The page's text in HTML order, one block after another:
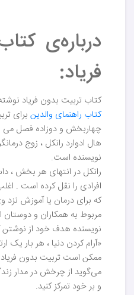
درباره‌ی
فریاد:
کتاب تربیت بدون فریاد
کتاب راهنمای والدین برای
چهاربخش و دوزاده فصل می
هال ادوارد رانکل ، زوج
نویسنده است.
رانکل در انتهای هر بخش ،
افرادی را نقل کرده است .
که برای درمان یا آموزش نزد
مربوط به همکاران و
نویسنده هدف خود از نوشتن
«آرام کردن دنیا ، هر بار یک
ممکن است تربیت بدون فریاد
می‌گوید از چرخش در مدار
و بر خود تمرکز کنید.